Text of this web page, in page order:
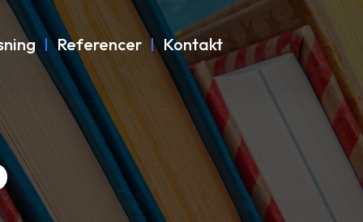
Referencer Kontakt